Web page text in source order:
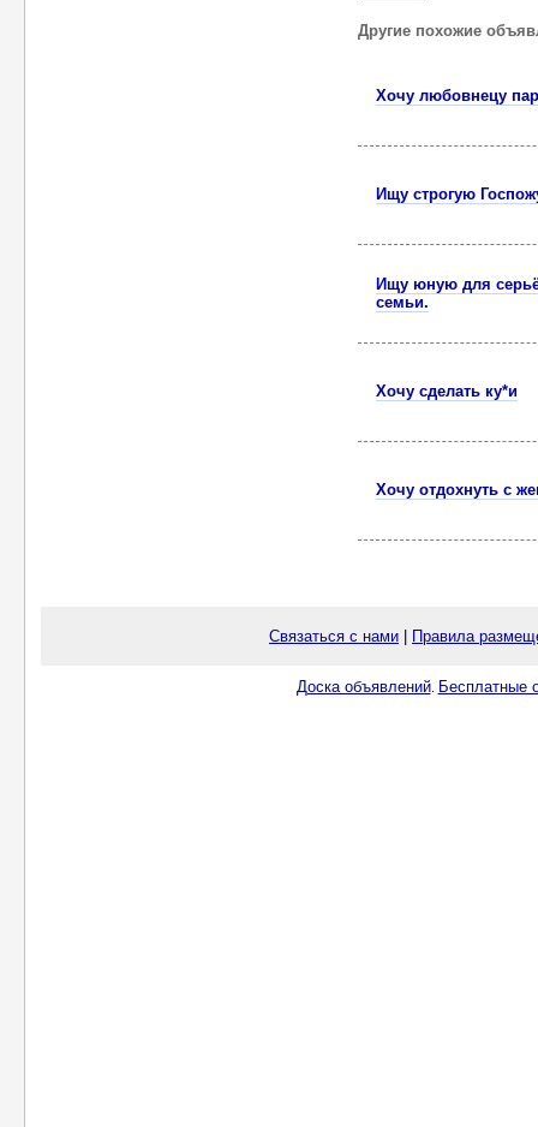
Другие похожие
Хочу любовнецу
Ищу строгую
Ищу юную для
семьи.
Хочу сделать ку*и
Хочу отдохнуть с
Связаться с нами Правила
Доска объявлений. Бесплатные